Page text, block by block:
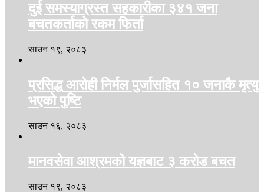
दुई समस्याग्रस्त सहकारीका ३४१ जना
बचतकर्ताको रकम फिर्ता
साउन १९, २०८३
प्रसिद्ध आरोही निर्मल पुर्जासहित १० जनाकै मृत्यु
भएको पुष्टि
साउन १६, २०८३
मानवसेवा आश्रमको यज्ञबाट ३ करोड बचत
साउन १९, २०८३